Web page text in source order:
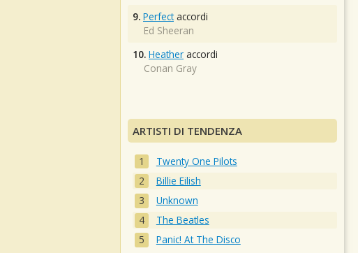
9. Perfectaccordi
Ed Sheeran
10. Heather accordi
Conan Gray
ARTISTI DI TENDENZA
Twenty One Pilots
Billie Eilish
Unknown
The Beatles
Panic! At The Disco